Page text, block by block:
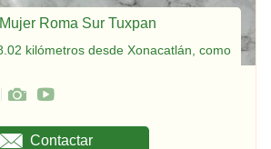
Roma Sur Tuxpan
kilómetros desde Xonacatlán, como
Contactar